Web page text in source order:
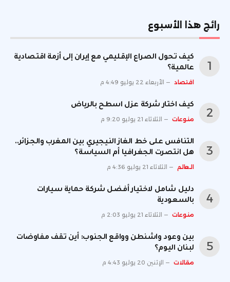
رائج هذا الأسبوع
كيف تحول الصراع الإقليمي مع إيران إلى أزمة اقتصادية
عالمية؟
اقتصاد الأربعاء 22 يوليو 4:49 م
كيف اختار شركة عزل اسطح بالرياض
منوعات الثلاثاء 21 يوليو 9:20 م
التنافس على خط الغاز النيجيري بين المغرب والجزائر..
هل انتصرت الجغرافيا أم السياسة؟
العالم الثلاثاء 21 يوليو 4:36 م
دليل شامل لاختيار أفضل شركة حماية سيارات
بالسعودية
منوعات الثلاثاء 21 يوليو 2:03 م
بين وعود واشنطن وواقع الجنوب: أين تقف مفاوضات
لبنان اليوم؟
مقالات الإثنين 20 يوليو 4:43 م